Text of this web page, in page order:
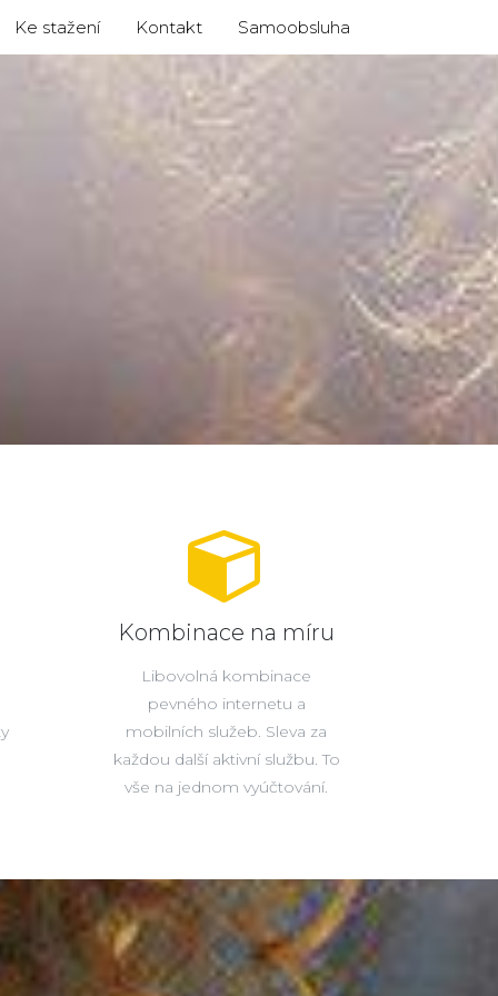
Ke stažení Kontakt Samoobsluha
Kombinace na míru
Libovolná kombinace
pevného internetu a
mobilních služeb. Sleva za
každou další aktivní službu. To
vše na jednom vyúčtování.